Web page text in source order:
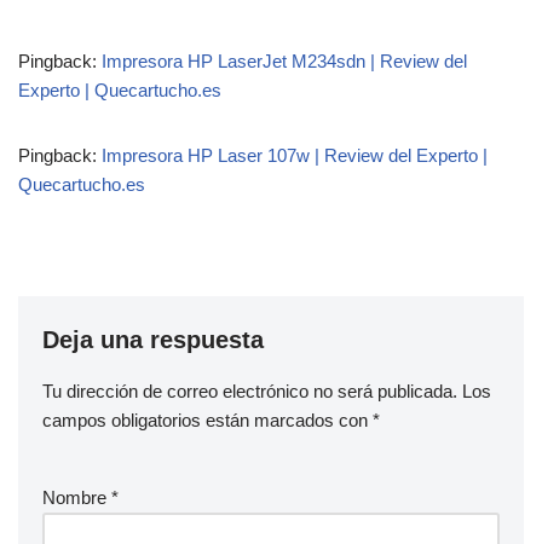
Pingback: Impresora HP LaserJet M234sdn | Review del
Experto | Quecartucho.es
Pingback: Impresora HP Laser 107w | Review del Experto |
Quecartucho.es
Deja una respuesta
Tu dirección de correo electrónico no será publicada. Los
campos obligatorios están marcados con *
Nombre *